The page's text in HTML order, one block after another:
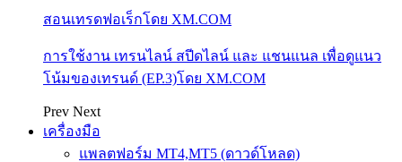
สอนเทรดฟอเร็กโดย XM.COM
การใช้งาน เทรนไลน์ สปีดไลน์ และ แชนแนล เพื่อดูแนว
โน้มของเทรนด์ (EP.3)โดย XM.COM
Prev Next
เครื่องมือ
แพลตฟอร์ม MT4,MT5 (ดาวด์โหลด)